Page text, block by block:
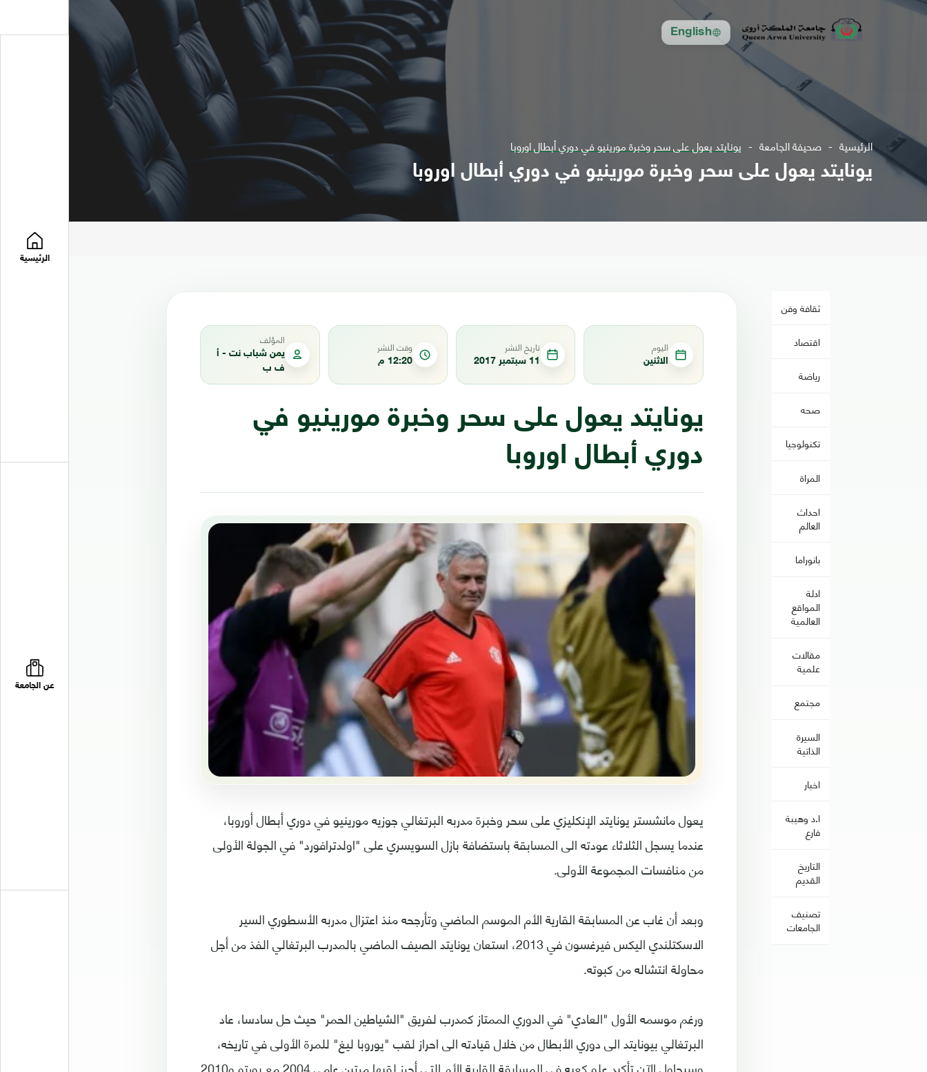
English
الرئيسية
عن الجامعة
الرئيسية صحيفة الجامعة يونايتد يعول على سحر وخبرة مورينيو في دوري أبطال اوروبا
يونايتد يعول على سحر وخبرة مورينيو في دوري أبطال اوروبا
ثقافة وفن
اقتصاد
رياضة
صحه
تكنولوجيا
المراة
احداث
العالم
بانوراما
ادلة
المواقع
العالمية
مقالات
علمية
مجتمع
السيرة
الذاتية
اخبار
ا.د وهيبة
فارع
التاريخ
القديم
تصنيف
الجامعات
اليوم
الاثنين
تاريخ النشر
11 سبتمبر 2017
وقت النشر
12:20 م
المؤلف
يمن شباب نت - أ
ف ب
يونايتد يعول على سحر وخبرة مورينيو في
دوري أبطال اوروبا
يعول مانشستر يونايتد الإنكليزي على سحر وخبرة مدربه البرتغالي جوزيه مورينيو في دوري أبطال أوروبا،
عندما يسجل الثلاثاء عودته الى المسابقة باستضافة بازل السويسري على "اولدترافورد" في الجولة الأولى
من منافسات المجموعة الأولى.
وبعد أن غاب عن المسابقة القارية الأم الموسم الماضي وتأرجحه منذ اعتزال مدربه الأسطوري السير
الاسكتلندي اليكس فيرغسون في 2013، استعان يونايتد الصيف الماضي بالمدرب البرتغالي الفذ من أجل
محاولة انتشاله من كبوته.
ورغم موسمه الأول "العادي" في الدوري الممتاز كمدرب لفريق "الشياطين الحمر" حيث حل سادسا، عاد
البرتغالي بيونايتد الى دوري الأبطال من خلال قيادته الى احراز لقب "يوروبا ليغ" للمرة الأولى في تاريخه،